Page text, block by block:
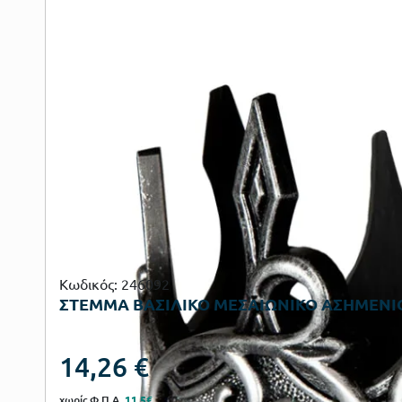
Κωδικός: 246092
ΣΤΕΜΜΑ ΒΑΣΙΛΙΚΟ ΜΕΣΑΙΩΝΙΚΟ
14,26 €